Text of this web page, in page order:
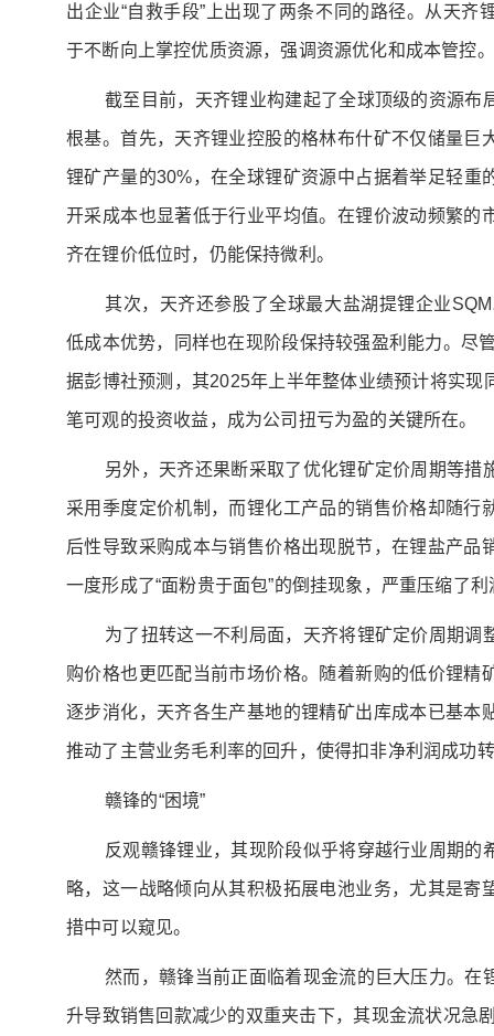
出企业“自救手段”上出现了两条不同的路径。从天齐
于不断向上掌控优质资源，强调资源优化和成本管控。
截至目前，天齐锂业构建起了全球顶级的资源布
根基。首先，天齐锂业控股的格林布什矿不仅储量巨
锂矿产量的30%，在全球锂矿资源中占据着举足轻重
开采成本也显著低于行业平均值。在锂价波动频繁的
齐在锂价低位时，仍能保持微利。
其次，天齐还参股了全球最大盐湖提锂企业
低成本优势，同样也在现阶段保持较强盈利能力。尽
据彭博社预测，其2025年上半年整体业绩预计将实现
笔可观的投资收益，成为公司扭亏为盈的关键所在。
另外，天齐还果断采取了优化锂矿定价周期等措
采用季度定价机制，而锂化工产品的销售价格却随行
后性导致采购成本与销售价格出现脱节，在锂盐产品
一度形成了“面粉贵于面包”的倒挂现象，严重压缩了利
为了扭转这一不利局面，天齐将锂矿定价周期调
购价格也更匹配当前市场价格。随着新购的低价锂精
逐步消化，天齐各生产基地的锂精矿出库成本已基本
推动了主营业务毛利率的回升，使得扣非净利润成功
赣锋的“困境”
反观赣锋锂业，其现阶段似乎将穿越行业周期的
略，这一战略倾向从其积极拓展电池业务，尤其是寄
措中可以窥见。
然而，赣锋当前正面临着现金流的巨大压力。在
升导致销售回款减少的双重夹击下，其现金流状况急